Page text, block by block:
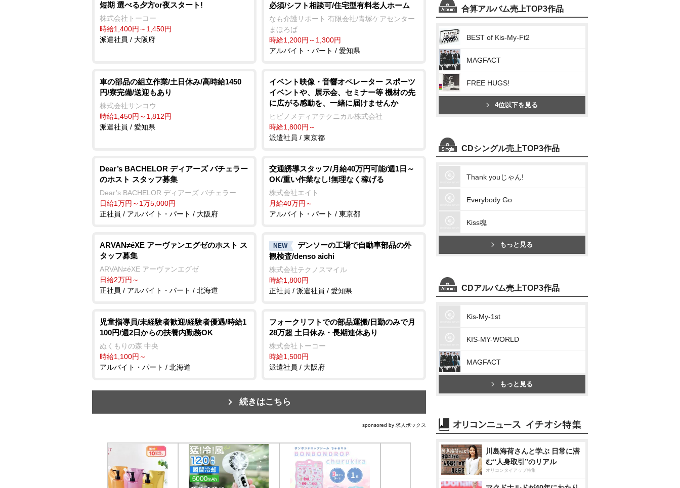
e
短期 選べる夕方or夜スタート!
株式会社トーコー
時給1,400円～1,450円
派遣社員 / 大阪府
必須/シフト相談可/住宅型有料老人ホーム
なも介護サポート 有限会社/青塚ケアセンター
まほろば
時給1,200円～1,300円
アルバイト・パート / 愛知県
車の部品の組立作業/土日休み/高時給1450
円/寮完備/送迎もあり
株式会社サンコウ
時給1,450円～1,812円
派遣社員 / 愛知県
イベント映像・音響オペレーター スポーツ
イベントや、展示会、セミナー等 機材の先
に広がる感動を、一緒に届けませんか
ヒビノメディアテクニカル株式会社
時給1,800円～
派遣社員 / 東京都
Dear’s BACHELOR ディアーズ バチェラー
のホスト スタッフ募集
Dear’s BACHELOR ディアーズ バチェラー
日給1万円～1万5,000円
正社員 / アルバイト・パート / 大阪府
交通誘導スタッフ/月給40万円可能/週1日～
OK/重い作業なし!無理なく稼げる
株式会社エイト
月給40万円～
アルバイト・パート / 東京都
ARVAN≠éXE アーヴァンエグゼのホスト ス
タッフ募集
ARVAN≠éXE アーヴァンエグゼ
日給2万円～
正社員 / アルバイト・パート / 北海道
NEW
デンソーの工場で自動車部品の外
観検査/denso aichi
株式会社テクノスマイル
時給1,800円
正社員 / 派遣社員 / 愛知県
児童指導員/未経験者歓迎/経験者優遇/時給1
100円/週2日からの扶養内勤務OK
ぬくもりの森 中央
時給1,100円～
アルバイト・パート / 北海道
フォークリフトでの部品運搬/日勤のみで月
28万超 土日休み・長期連休あり
株式会社トーコー
時給1,500円
派遣社員 / 大阪府
続きはこちら
sponsored by 求人ボックス
合算アルバム売上TOP3作品
BEST of Kis-My-Ft2
MAGFACT
FREE HUGS!
4位以下を見る
CDシングル売上TOP3作品
Thank youじゃん!
Everybody Go
Kiss魂
もっと見る
CDアルバム売上TOP3作品
Kis-My-1st
KIS-MY-WORLD
MAGFACT
もっと見る
川島海荷さんと学ぶ 日常に潜
む“人身取引”のリアル
オリコンタイアップ特集